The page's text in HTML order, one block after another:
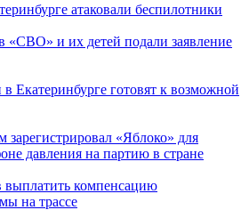
атаковали беспилотники
«СВО» и их детей подали заявление
Екатеринбурге готовят к возможной
зарегистрировал «Яблоко» для
давления на партию в стране
выплатить компенсацию
на трассе